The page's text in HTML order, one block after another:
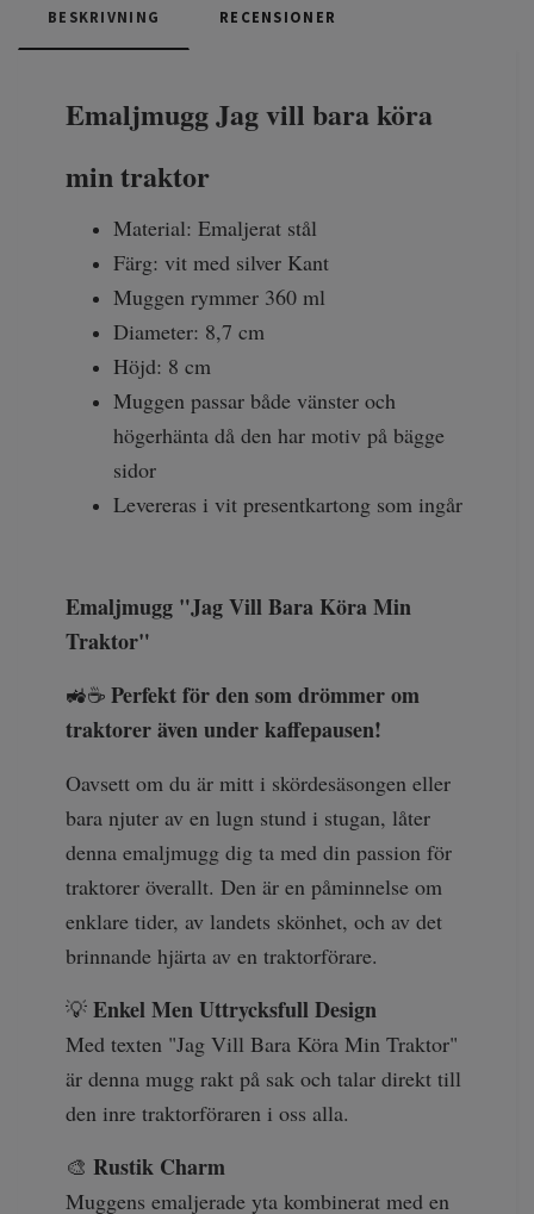
BESKRIVNING RECENSIONER
Emaljmugg Jag vill bara köra
min traktor
Material: Emaljerat stål
Färg: vit med silver Kant
Muggen rymmer 360 ml
Diameter: 8,7 cm
Höjd: 8 cm
Muggen passar både vänster och
högerhänta då den har motiv på bägge
sidor
Levereras i vit presentkartong som ingår
Emaljmugg "Jag Vill Bara Köra Min
Traktor"
🚜☕ Perfekt för den som drömmer om
traktorer även under kaffepausen!
Oavsett om du är mitt i skördesäsongen eller
bara njuter av en lugn stund i stugan, låter
denna emaljmugg dig ta med din passion för
traktorer överallt. Den är en påminnelse om
enklare tider, av landets skönhet, och av det
brinnande hjärta av en traktorförare.
💡 Enkel Men Uttrycksfull Design
Med texten "Jag Vill Bara Köra Min Traktor"
är denna mugg rakt på sak och talar direkt till
den inre traktorföraren i oss alla.
🎨 Rustik Charm
Muggens emaljerade yta kombinerat med en